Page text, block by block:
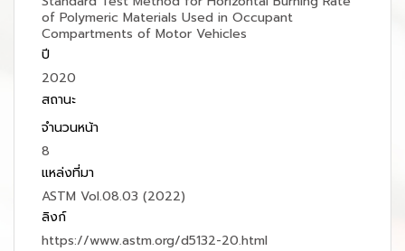
of Polymeric Materials Used in Occupant
Compartments of Motor Vehicles
ปี
2020
สถานะ
จำนวนหน้า
8
แหล่งที่มา
ASTM Vol.08.03 (2022)
ลิงก์
https://www.astm.org/d5132-20.html